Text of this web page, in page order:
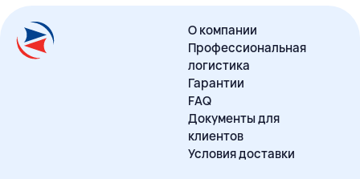
О компании
Профессиональная
логистика
Гарантии
FAQ
Документы для
клиентов
Условия доставки